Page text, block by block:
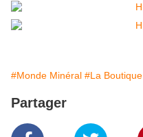
#Monde Minéral #La Boutique
Partager